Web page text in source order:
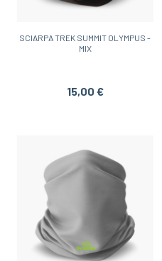
SCIARPA TREK SUMMIT OLYMPUS -
MIX
15,00 €